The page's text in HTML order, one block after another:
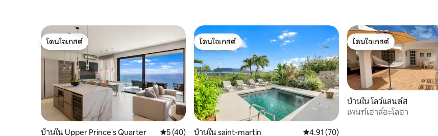
โดนใจเกสต์
โดนใจเกสต์
บ้านใน Upper Prince's Quarter คะแนนเฉลี่ย 5 จาก 5, 40 รีวิว
5 (40)
โดนใจเกสต์
โดนใจเกสต์
บ้านใน saint-martin คะแนนเฉลี่ย 4.91 จาก 5, 70 รีวิว
4.91 (70)
โดนใจเกสต์
โดนใจเกสต์
บ้านใน โลว์แลนด์ส
เพนท์เฮาส์อะโลฮา